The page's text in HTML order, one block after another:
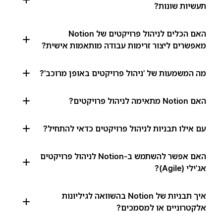
תעשיות שונות?
האם הכלים לניהול פרויקטים של Notion
מאפשרים ליצור זרימות עבודה מותאמות אישית?
מה המשמעות של 'ניהול פרויקטים באופן מרוכב'?
האם Notion מתאימה לניהול פרויקטים?
עם אילו תבניות לניהול פרויקטים כדאי להתחיל?
האם אפשר להשתמש ב-Notion לניהול פרויקטים
אג'ילי (Agile)?
איך תבניות של Notion בהשוואה לגיליונות
אלקטרוניים או למסמכים?